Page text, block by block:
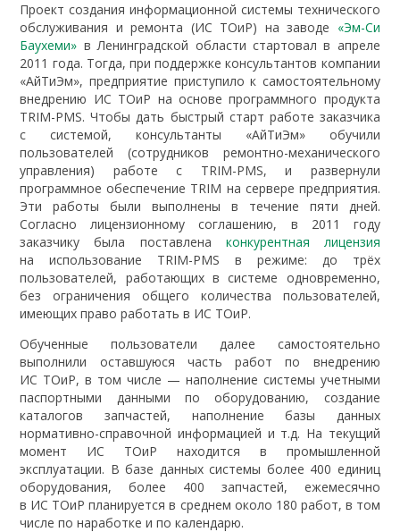
Проект создания информационной системы технического
обслуживания и ремонта (ИС ТОиР) на заводе «Эм-Си
Баухеми» в Ленинградской области стартовал в апреле
2011 года. Тогда, при поддержке консультантов компании
«АйТиЭм», предприятие приступило к самостоятельному
внедрению ИС ТОиР на основе программного продукта
TRIM-PMS. Чтобы дать быстрый старт работе заказчика
с системой, консультанты «АйТиЭм» обучили
пользователей (сотрудников ремонтно-механического
управления) работе с TRIM-PMS, и развернули
программное обеспечение TRIM на сервере предприятия.
Эти работы были выполнены в течение пяти дней.
Согласно лицензионному соглашению, в 2011 году
заказчику была поставлена конкурентная лицензия
на использование TRIM-PMS в режиме: до трёх
пользователей, работающих в системе одновременно,
без ограничения общего количества пользователей,
имеющих право работать в ИС ТОиР.
Обученные пользователи далее самостоятельно
выполнили оставшуюся часть работ по внедрению
ИС ТОиР, в том числе — наполнение системы учетными
паспортными данными по оборудованию, создание
каталогов запчастей, наполнение базы данных
нормативно-справочной информацией и т.д. На текущий
момент ИС ТОиР находится в промышленной
эксплуатации. В базе данных системы более 400 единиц
оборудования, более 400 запчастей, ежемесячно
в ИС ТОиР планируется в среднем около 180 работ, в том
числе по наработке и по календарю.